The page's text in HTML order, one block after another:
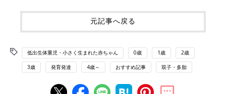
元記事へ戻る
低出生体重児・小さく生まれた赤ちゃん 0歳 1歳 2歳
3歳 発育発達 4歳～ おすすめ記事 双子・多胎